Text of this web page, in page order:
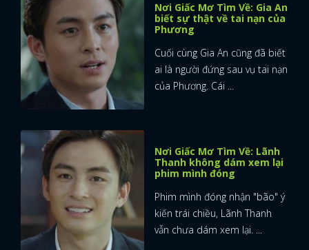
Nơi Giấc Mơ Tìm Về: Gia An
biết sự thật về tai nạn của
Phương
Cuối cùng Gia An cũng đã biết
ai là người đứng sau vụ tai nạn
của Phương. Cái ...
Nơi Giấc Mơ Tìm Về: Lãnh
Thanh không dám xem lại
phim mình đóng
Phim mình đóng nhận "bão" ý
kiến trái chiều, Lãnh Thanh
vẫn chưa dám xem lại. ...